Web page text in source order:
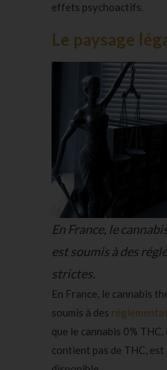
effets psychoactifs.
Le paysage
En France, le
est soumis à des
strictes.
En France, le cannabis
soumis à des
que le cannabis 0% THC,
contient pas de THC,